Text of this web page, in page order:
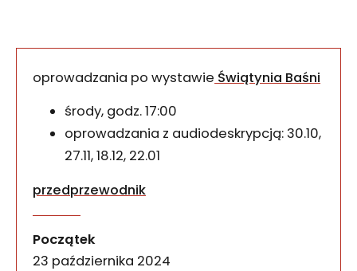
oprowadzania po wystawie Świątynia Baśni
środy, godz. 17:00
oprowadzania z audiodeskrypcją: 30.10,
27.11, 18.12, 22.01
przedprzewodnik
Za górami, za lasami – o ile te jeszcze istnieją –
Początek
23 października 2024